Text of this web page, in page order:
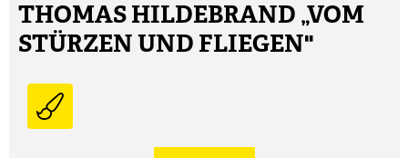
THOMAS HILDEBRAND „VOM
STÜRZEN UND FLIEGEN"